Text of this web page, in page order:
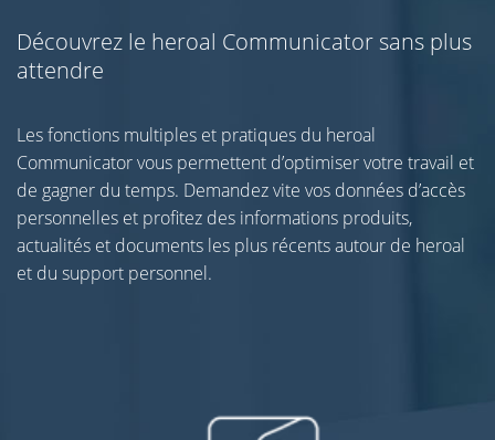
Découvrez le heroal Communicator sans plus
attendre
Les fonctions multiples et pratiques du heroal
Communicator vous permettent d’optimiser votre travail et
de gagner du temps. Demandez vite vos données d’accès
personnelles et profitez des informations produits,
actualités et documents les plus récents autour de heroal
et du support personnel.